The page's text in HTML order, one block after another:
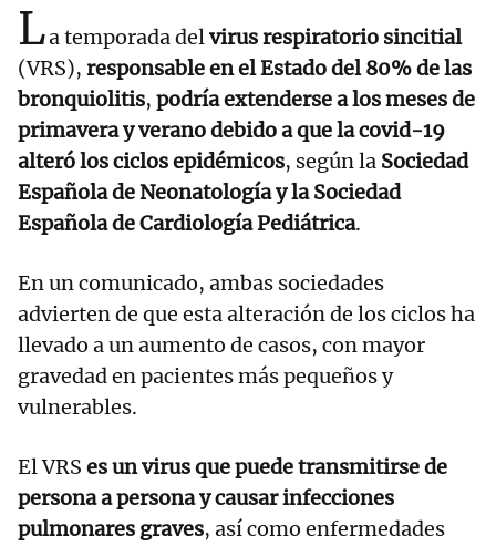
La temporada delvirus respiratorio sincitial
(VRS), responsable en el Estado del 80% de las
bronquiolitis, podría extenderse a los meses de
primavera y verano debido a que la covid-19
alteró los ciclos epidémicos, según la Sociedad
Española de Neonatología y la Sociedad
Española de Cardiología Pediátrica.
En un comunicado, ambas sociedades
advierten de que esta alteración de los ciclos ha
llevado a un aumento de casos, con mayor
gravedad en pacientes más pequeños y
vulnerables.
El VRS es un virus que puede transmitirse de
persona a persona y causar infecciones
pulmonares graves, así como enfermedades